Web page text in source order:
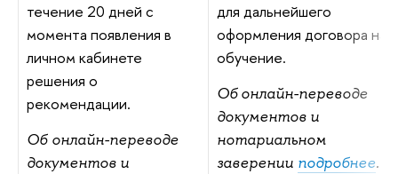
течение 20 дней с
момента появления в
личном кабинете
решения о
рекомендации.
Об онлайн-переводе
документов и
для дальнейшего
оформления договора на
обучение.
Об онлайн-переводе
документов и
нотариальном
заверении подробнее.